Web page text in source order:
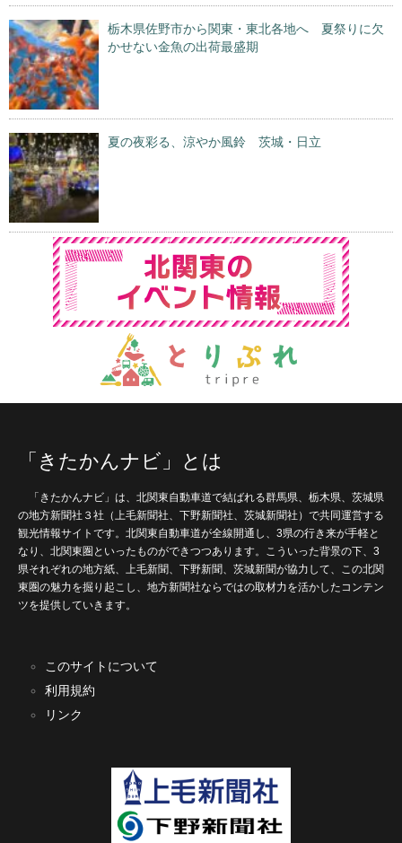
栃木県佐野市から関東・東北各地へ 夏祭りに欠
かせない金魚の出荷最盛期
夏の夜彩る、涼やか風鈴 茨城・日立
「きたかんナビ」とは
「きたかんナビ」は、北関東自動車道で結ばれる群馬県、栃木県、茨城県
の地方新聞社３社（上毛新聞社、下野新聞社、茨城新聞社）で共同運営する
観光情報サイトです。北関東自動車道が全線開通し、3県の行き来が手軽と
なり、北関東圏といったものができつつあります。こういった背景の下、3
県それぞれの地方紙、上毛新聞、下野新聞、茨城新聞が協力して、この北関
東圏の魅力を掘り起こし、地方新聞社ならではの取材力を活かしたコンテン
ツを提供していきます。
このサイトについて
利用規約
リンク